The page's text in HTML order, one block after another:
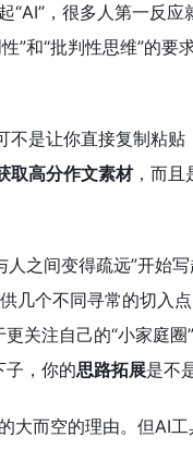
，很多人第一反应
”和“批判性思维”的要
不是让你直接复制粘贴
取高分作文素材，而且
之间变得疏远”开始
几个不同寻常的切入
关注自己的“小家庭圈
子，你的思路拓展是不
大而空的理由。但AI